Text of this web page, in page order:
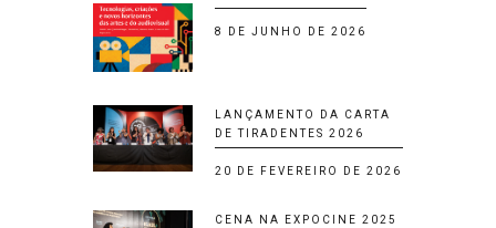
8 DE JUNHO DE 2026
LANÇAMENTO DA CARTA
DE TIRADENTES 2026
20 DE FEVEREIRO DE 2026
CENA NA EXPOCINE 2025